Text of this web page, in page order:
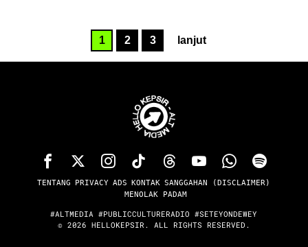
1 2 3 lanjut
TENTANG PRIVACY ADS KONTAK SANGGAHAN (DISCLAIMER)
MENOLAK PADAM
#ALTMEDIA #PUBLICCULTURERADIO #SETEYONDEWEY
© 2026 HELLOKEPSIR. ALL RIGHTS RESERVED.